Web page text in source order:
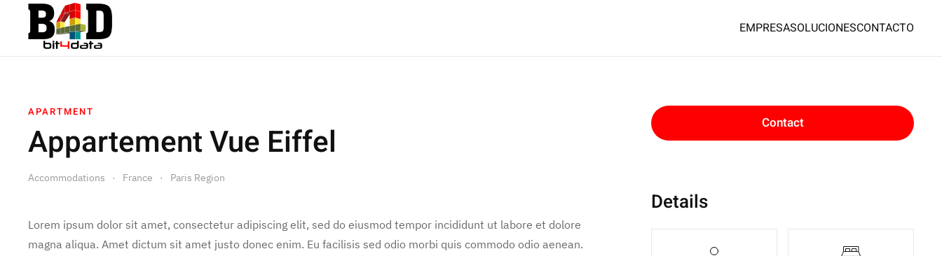
EMPRESASOLUCIONESCONTACTO
APARTMENT
Appartement Vue Eiffel
Accommodations France Paris Region
Lorem ipsum dolor sit amet, consectetur adipiscing elit, sed do eiusmod tempor incididunt ut labore et dolore
magna aliqua. Amet dictum sit amet justo donec enim. Eu facilisis sed odio morbi quis commodo odio aenean.
Contact
Details